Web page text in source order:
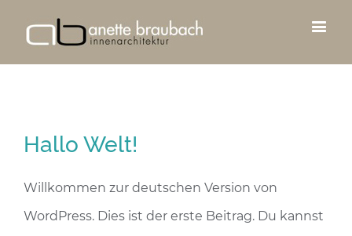
Hallo Welt!
Willkommen zur deutschen Version von
WordPress. Dies ist der erste Beitrag. Du kannst